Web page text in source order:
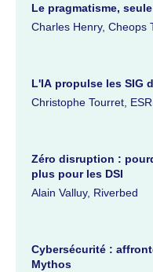
Le pragmatisme,
Charles Henry, Cheops
L'IA propulse les SIG
Christophe Tourret,
Zéro disruption :
plus pour les DSI
Alain Valluy, Riverbed
Cybersécurité :
Mythos